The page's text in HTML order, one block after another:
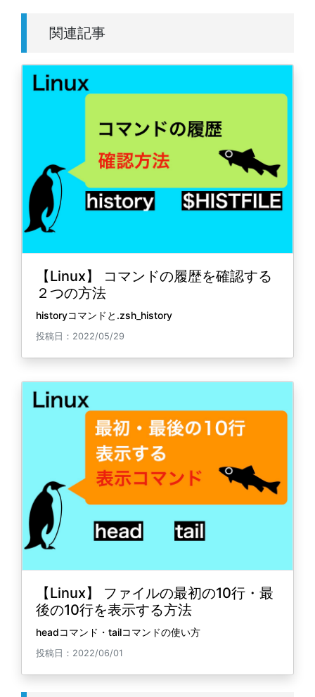
関連記事
【Linux】 コマンドの履歴を確認する
２つの方法
historyコマンドと.zsh_history
投稿日：2022/05/29
【Linux】 ファイルの最初の10行・最
後の10行を表示する方法
headコマンド・tailコマンドの使い方
投稿日：2022/06/01